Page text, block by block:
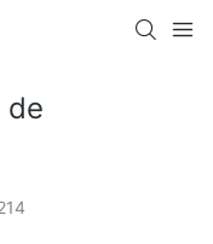
de